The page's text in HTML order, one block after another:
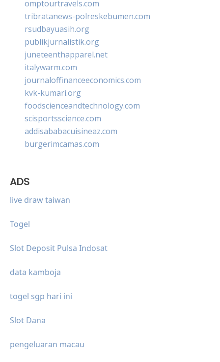
omptourtravels.com
tribratanews-polreskebumen.com
rsudbayuasih.org
publikjurnalistik.org
juneteenthapparel.net
italywarm.com
journaloffinanceeconomics.com
kvk-kumari.org
foodscienceandtechnology.com
scisportsscience.com
addisababacuisineaz.com
burgerimcamas.com
ADS
live draw taiwan
Togel
Slot Deposit Pulsa Indosat
data kamboja
togel sgp hari ini
Slot Dana
pengeluaran macau